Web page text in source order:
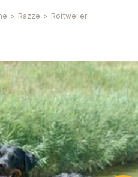
> Razze > Rottweiler